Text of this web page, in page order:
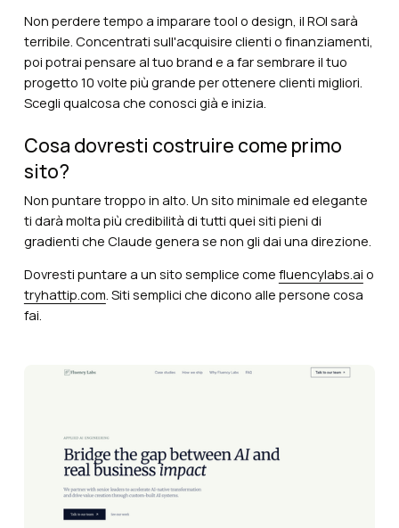
Non perdere tempo a imparare tool o design, il ROI sarà
terribile. Concentrati sull'acquisire clienti o finanziamenti,
poi potrai pensare al tuo brand e a far sembrare il tuo
progetto 10 volte più grande per ottenere clienti migliori.
Scegli qualcosa che conosci già e inizia.
Cosa dovresti costruire come primo
sito?
Non puntare troppo in alto. Un sito minimale ed elegante
ti darà molta più credibilità di tutti quei siti pieni di
gradienti che Claude genera se non gli dai una direzione.
Dovresti puntare a un sito semplice come fluencylabs.ai o
tryhattip.com. Siti semplici che dicono alle persone cosa
fai.